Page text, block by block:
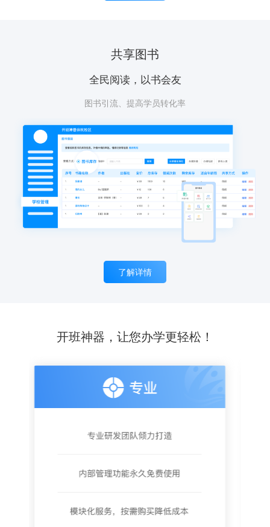
共享图书
全民阅读，以书会友
图书引流、提高学员转化率
了解详情
开班神器，让您办学更轻松！